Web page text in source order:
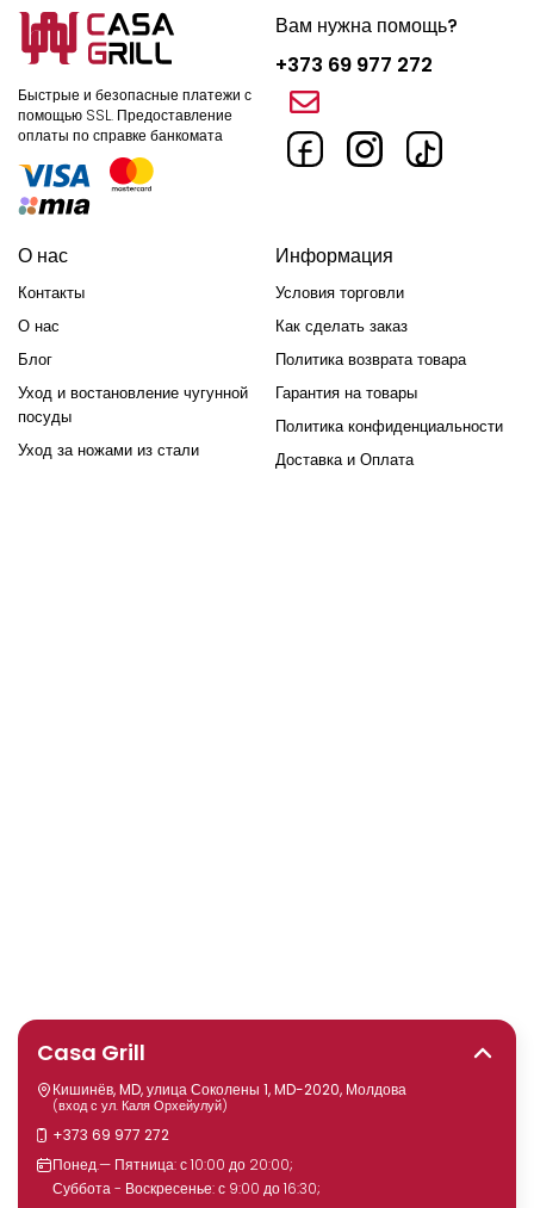
Быстрые и безопасные платежи с
помощью SSL. Предоставление
оплаты по справке банкомата
Вам нужна помощь?
+373 69 977 272
О нас
Контакты
О нас
Блог
Уход и востановление чугунной
посуды
Уход за ножами из стали
Информация
Условия торговли
Как сделать заказ
Политика возврата товара
Гарантия на товары
Политика конфиденциальности
Доставка и Оплата
Casa Grill
Кишинёв, MD, улица Соколены 1, MD-2020, Молдова
(вход с ул. Каля Орхейулуй)
+373 69 977 272
Понед.— Пятница: с 10:00 до 20:00;
Суббота - Воскресенье: с 9:00 до 16:30;